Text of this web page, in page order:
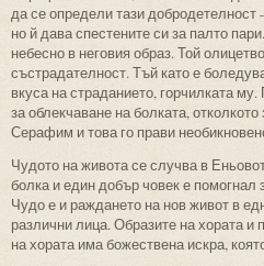
да се определи тази
но й дава спестените си за палто
небесно в неговия образ. Той
състрадателност. Тъй като е
вкуса на страданието, горчилката
за облекчаване на болката,
Серафим и това го прави
Чудото на живота се случва в
болка и един добър човек е помогнал
Чудо е и раждането на нов живот в
различни лица. Образите на хората
на хората има божествена искра,